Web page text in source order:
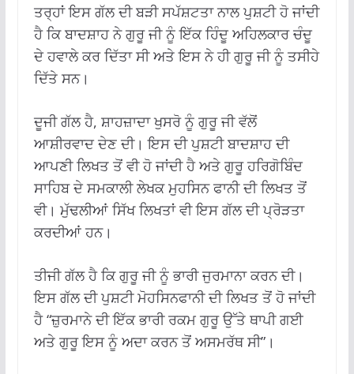
ਤਰ੍ਹਾਂ ਇਸ ਗੱਲ ਦੀ ਬੜੀ ਸਪੱਸ਼ਟਤਾ ਨਾਲ ਪੁਸ਼ਟੀ ਹੋ ਜਾਂਦੀ
ਹੈ ਕਿ ਬਾਦਸ਼ਾਹ ਨੇ ਗੁਰੂ ਜੀ ਨੂੰ ਇੱਕ ਹਿੰਦੂ ਅਹਿਲਕਾਰ ਚੰਦੂ
ਦੇ ਹਵਾਲੇ ਕਰ ਦਿੱਤਾ ਸੀ ਅਤੇ ਇਸ ਨੇ ਹੀ ਗੁਰੂ ਜੀ ਨੂੰ ਤਸੀਹੇ
ਦਿੱਤੇ ਸਨ।
ਦੂਜੀ ਗੱਲ ਹੈ, ਸ਼ਾਹਜ਼ਾਦਾ ਖੁਸਰੋ ਨੂੰ ਗੁਰੂ ਜੀ ਵੱਲੋਂ
ਆਸ਼ੀਰਵਾਦ ਦੇਣ ਦੀ। ਇਸ ਦੀ ਪੁਸ਼ਟੀ ਬਾਦਸ਼ਾਹ ਦੀ
ਆਪਣੀ ਲਿਖਤ ਤੋਂ ਵੀ ਹੋ ਜਾਂਦੀ ਹੈ ਅਤੇ ਗੁਰੂ ਹਰਿਗੋਬਿੰਦ
ਸਾਹਿਬ ਦੇ ਸਮਕਾਲੀ ਲੇਖਕ ਮੁਹਸਿਨ ਫਾਨੀ ਦੀ ਲਿਖਤ ਤੋਂ
ਵੀ। ਮੁੱਢਲੀਆਂ ਸਿੱਖ ਲਿਖਤਾਂ ਵੀ ਇਸ ਗੱਲ ਦੀ ਪ੍ਰੋੜਤਾ
ਕਰਦੀਆਂ ਹਨ।
ਤੀਜੀ ਗੱਲ ਹੈ ਕਿ ਗੁਰੂ ਜੀ ਨੂੰ ਭਾਰੀ ਜੁਰਮਾਨਾ ਕਰਨ ਦੀ।
ਇਸ ਗੱਲ ਦੀ ਪੁਸ਼ਟੀ ਮੋਹਸਿਨਫਾਨੀ ਦੀ ਲਿਖਤ ਤੋਂ ਹੋ ਜਾਂਦੀ
ਹੈ “ਜ਼ੁਰਮਾਨੇ ਦੀ ਇੱਕ ਭਾਰੀ ਰਕਮ ਗੁਰੂ ਉੱਤੇ ਥਾਪੀ ਗਈ
ਅਤੇ ਗੁਰੂ ਇਸ ਨੂੰ ਅਦਾ ਕਰਨ ਤੋਂ ਅਸਮਰੱਥ ਸੀ”।